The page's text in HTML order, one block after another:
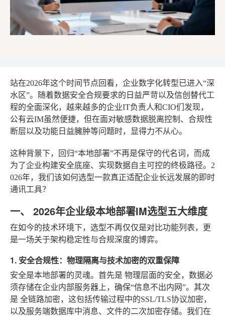
站在2026年这个时间节点回看，企业数字化转型已进入“深
水区”。随着数据安全合规要求的日益严苛以及信创替代工
程的全面深化，越来越多的企业IT负责人和CIO们发现，
公有云IM虽然便捷，但在面对敏感数据脱离控制、合规性
断层以及功能日益臃肿等问题时，显得力不从心。
这种背景下，回归“本地部署”不再是保守的代名词，而成
为了企业构建安全底座、实现数据自主可控的终极路径。2
026年，我们该如何选型一款真正适配企业长远发展的即时
通讯工具？
一、 2026年企业级本地部署IM选型五大维度
在如今的技术环境下，选型不再仅仅是对比功能列表，更
是一场关于架构稳定性与合规深度的博弈。
1. 安全合规性：物理隔离与技术加密的双重保障
安全是本地部署的灵魂。首先是 物理层面的安全，数据必
须存储在企业内部服务器上，确保“信息不出内网”。其次
是 全链路加密，这包括传输过程中的SSL/TLS协议加密，
以及服务端数据库中消息、文件的二次加密存储。我们在